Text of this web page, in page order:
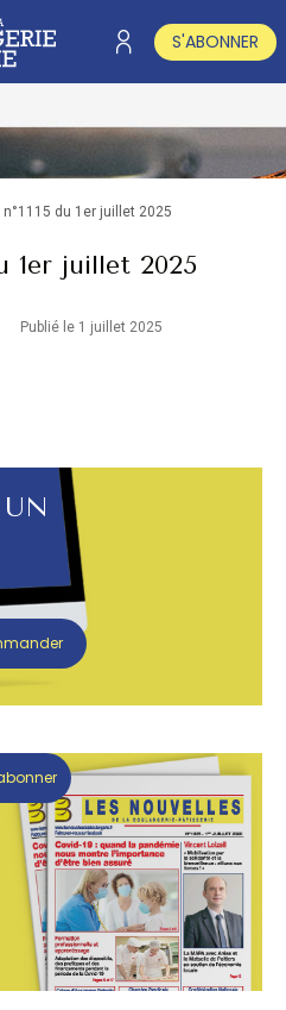
S'ABONNER
du 1er juillet 2025
1er juillet 2025
Publié le 1 juillet 2025